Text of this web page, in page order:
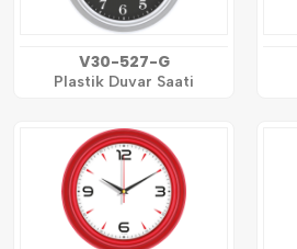
V30-527-G
Plastik Duvar Saati